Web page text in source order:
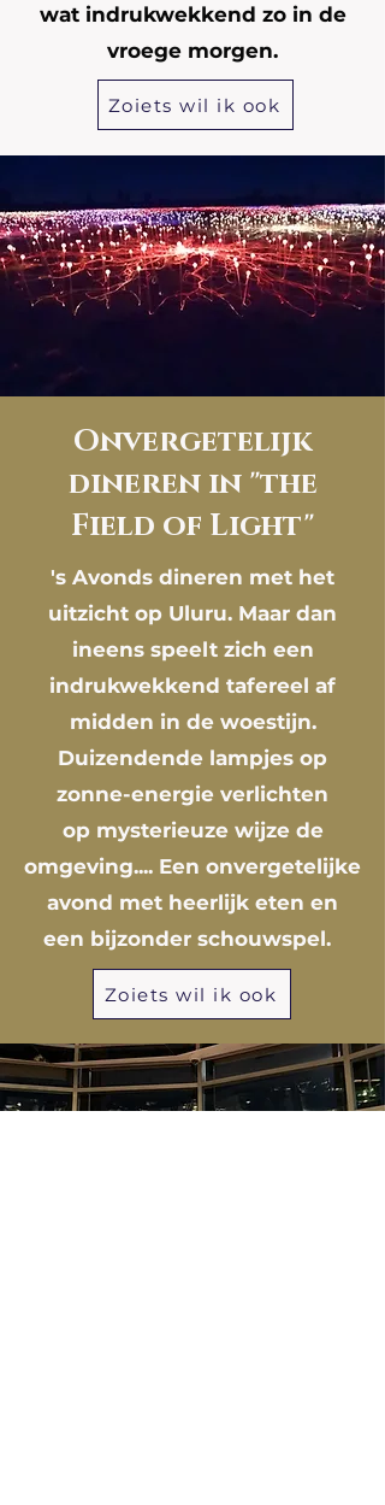
wat indrukwekkend zo in de
vroege morgen.
Zoiets wil ik ook
Onvergetelijk
dineren in "the
Field of Light"
's Avonds dineren met het
uitzicht op Uluru. Maar dan
ineens speelt zich een
indrukwekkend tafereel af
midden in de woestijn.
Duizendende lampjes op
zonne-energie verlichten
op mysterieuzewijze de
omgeving.... Een onvergetelijke
avond met heerlijk eten en
een bijzonder schouwspel.
Zoiets wil ik ook